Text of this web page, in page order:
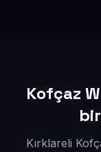
Kofçaz
Kırklareli